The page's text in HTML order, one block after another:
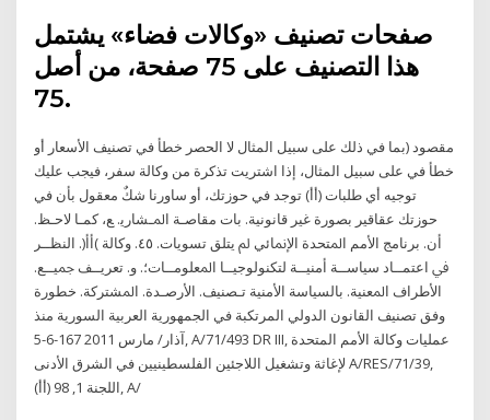
صفحات تصنيف «وكالات فضاء» يشتمل
هذا التصنيف على 75 صفحة، من أصل
75.
مقصود (بما في ذلك على سبيل المثال لا الحصر خطأ في تصنيف الأسعار أو
خطأ في على سبيل المثال، إذا اشتريت تذكرة من وكالة سفر، فيجب عليك
توجيه أي طلبات (أأ) توجد في حوزتك، أو ساورنا شكٌ معقول بأن في
حوزتك عقاقير بصورة غير قانونية. ﺑﺎﺕ ﻣﻘﺎﺻـﺔ ﺍﳌـﺸﺎﺭﻳ. ﻊ، ﻛﻤـﺎ ﻻﺣـﻆ.
ﺃﻥ. ﺑﺮﻧﺎﻣﺞ ﺍﻷﻣﻢ ﺍﳌﺘﺤﺪﺓ ﺍﻹﳕﺎﺋﻲ ﱂ ﻳﺘﻠﻖ ﺗﺴﻮﻳﺎﺕ. ٤٥. ﻭﻛﺎﻟﺔ )ﺃﺃ(. ﺍﻟﻨﻈــﺮ
ﰲ ﺍﻋﺘﻤــﺎﺩ ﺳﻴﺎﺳــﺔ ﺃﻣﻨﻴــﺔ ﻟﺘﻜﻨﻮﻟﻮﺟﻴــﺎ ﺍﳌﻌﻠﻮﻣــﺎﺕ؛. ﻭ. ﺗﻌﺮﻳــﻒ ﲨﻴــﻊ.
ﺍﻷﻃﺮﺍﻑ ﺍﳌﻌﻨﻴﺔ. ﺑﺎﻟﺴﻴﺎﺳﺔ ﺍﻷﻣﻨﻴﺔ ﺗـﺼﻨﻴﻒ. ﺍﻷﺭﺻـﺪﺓ. ﺍﳌﺸﺘﺮﻛﺔ. خطورة
وفق تصنيف القانون الدولي المرتكبة في الجمهورية العربية السورية منذ
آذار/ مارس 2011 167-6-5, A/71/493 DR III, عمليات وكالة الأمم المتحدة
لإغاثة وتشغيل اللاجئين الفلسطينيين في الشرق الأدنى A/RES/71/39,
اللجنة 1, 98 (أأ), A/